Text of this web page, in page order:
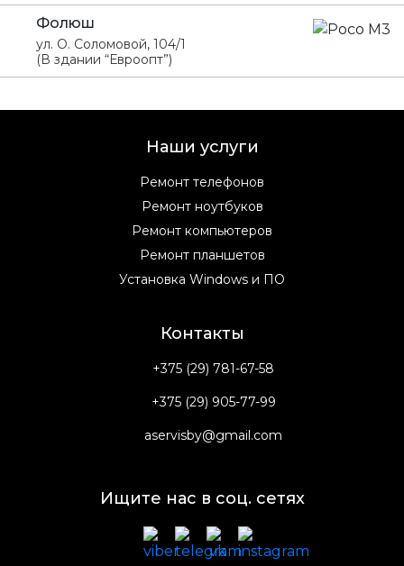
Фолюш
ул. О. Соломовой, 104/1
(В здании “Евроопт”)
Наши услуги
Ремонт телефонов
Ремонт ноутбуков
Ремонт компьютеров
Ремонт планшетов
Установка Windows и ПО
Контакты
+375 (29) 781-67-58
+375 (29) 905-77-99
aservisby@gmail.com
Ищите нас в соц. сетях